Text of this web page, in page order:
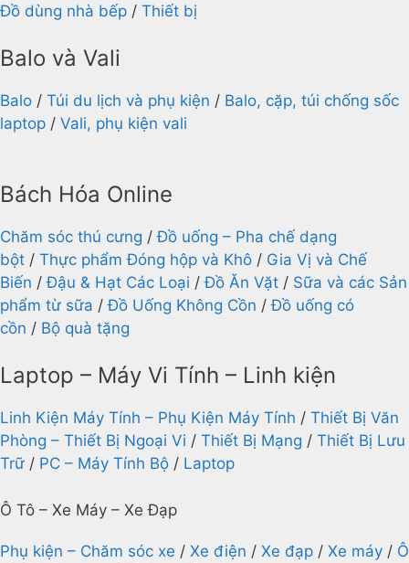
Đồ dùng nhà bếp / Thiết bị
Balo và Vali
Balo / Túi du lịch và phụ kiện / Balo, cặp, túi chống sốc
laptop / Vali, phụ kiện vali
Bách Hóa Online
Chăm sóc thú cưng /Đồ uống – Pha chế dạng
bột / Thực phẩm Đóng hộp và Khô / Gia Vị và Chế
Biến /Đậu & Hạt Các Loại /Đồ Ăn Vặt / Sữa và các Sản
phẩm từ sữa /Đồ Uống Không Cồn /Đồ uống có
cồn / Bộ quà tặng
Laptop – Máy Vi Tính – Linh kiện
Linh Kiện Máy Tính – Phụ Kiện Máy Tính / Thiết Bị Văn
Phòng – Thiết Bị Ngoại Vi / Thiết Bị Mạng / Thiết Bị Lưu
Trữ / PC – Máy Tính Bộ / Laptop
Ô Tô – Xe Máy – Xe Đạp
Phụ kiện – Chăm sóc xe / Xe điện / Xe đạp / Xe máy / Ô